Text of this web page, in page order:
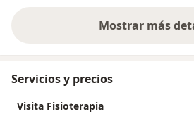
Mostrar mássobre
Servicios y precios
Visita Fisioterapia